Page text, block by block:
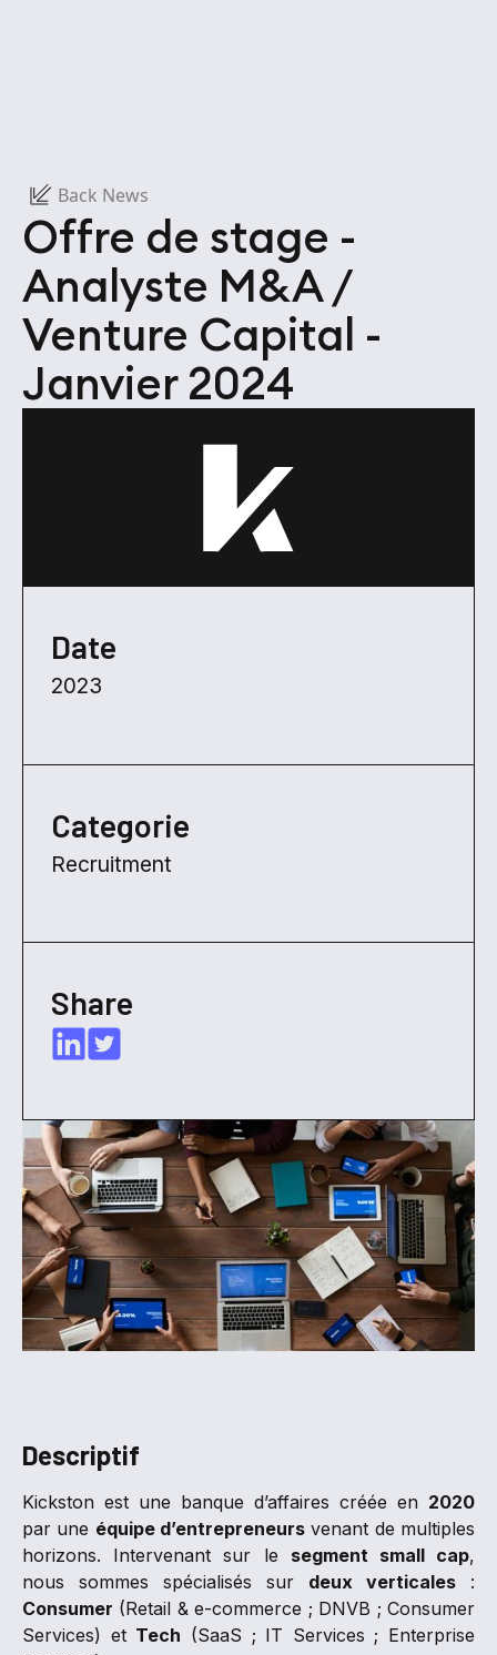
Back News
Offre de stage -
Analyste M&A /
Venture Capital -
Janvier 2024
Date
2023
Categorie
Recruitment
Share
Descriptif
Kickston est une banque d’affaires créée en 2020
par une équipe d’entrepreneurs venant de multiples
horizons. Intervenant sur le segment small cap,
nous sommes spécialisés sur deux verticales :
Consumer (Retail & e-commerce ; DNVB ; Consumer
Services) et Tech (SaaS ; IT Services ; Enterprise